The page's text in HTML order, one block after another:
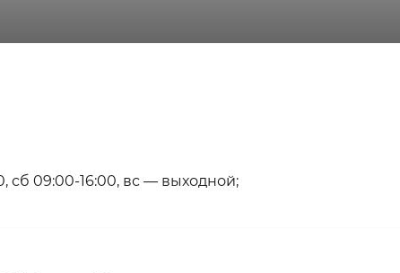
сб 09:00-16:00, вс — выходной;